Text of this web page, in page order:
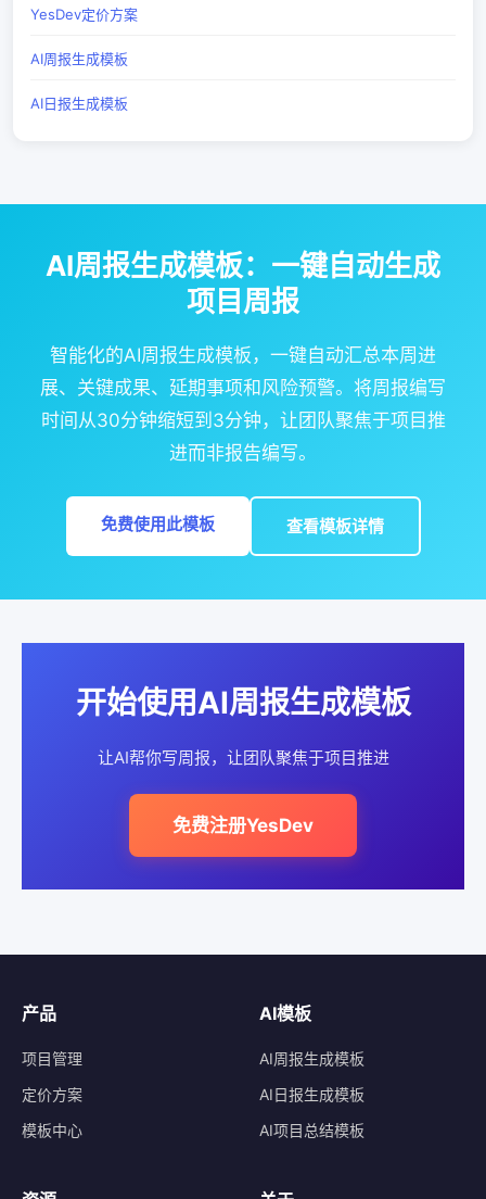
YesDev定价方案
AI周报生成模板
AI日报生成模板
AI周报生成模板：一键自动生成
项目周报
智能化的AI周报生成模板，一键自动汇总本周进
展、关键成果、延期事项和风险预警。将周报编写
时间从30分钟缩短到3分钟，让团队聚焦于项目推
进而非报告编写。
免费使用此模板 查看模板详情
开始使用AI周报生成模板
让AI帮你写周报，让团队聚焦于项目推进
免费注册YesDev
产品
项目管理
定价方案
模板中心
AI模板
AI周报生成模板
AI日报生成模板
AI项目总结模板